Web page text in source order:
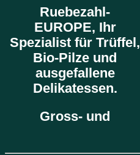
Ruebezahl-
EUROPE, Ihr
Spezialist für Trüffel,
Bio-Pilze und
ausgefallene
Delikatessen.
Gross- und